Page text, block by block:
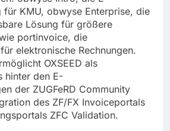
für KMU, obwyse Enterprise, die
Lösung für größere
portinvoice, die
elektronische Rechnungen.
OXSEED als
hinter den E-
der ZUGFeRD Community
des ZF/FX Invoiceportals
ZFC Validation.